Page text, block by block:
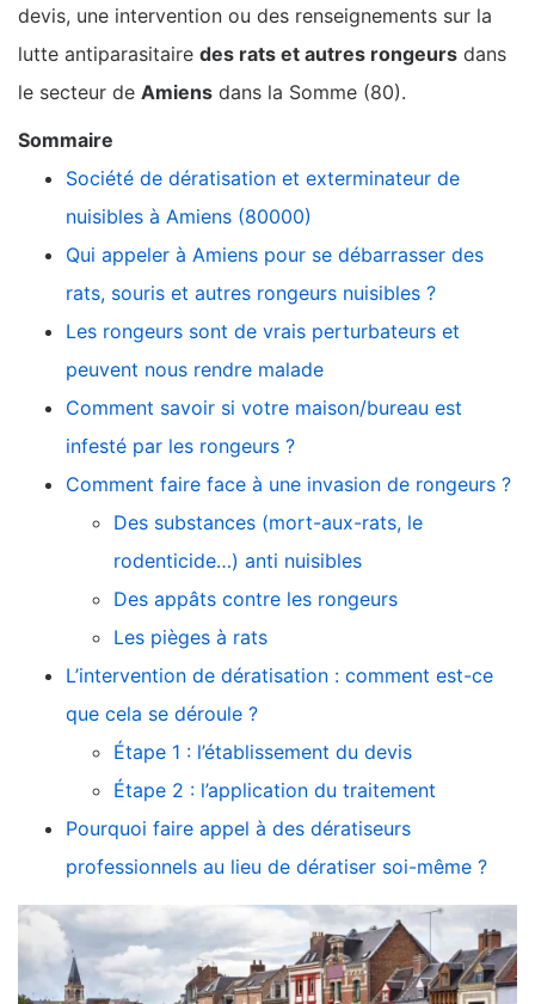
devis, une intervention ou des renseignements sur la
lutte antiparasitaire des rats et autres rongeurs dans
le secteur de Amiens dans la Somme (80).
Sommaire
Société de dératisation et exterminateur de
nuisibles à Amiens (80000)
Qui appeler à Amiens pour se débarrasser des
rats, souris et autres rongeurs nuisibles ?
Les rongeurs sont de vrais perturbateurs et
peuvent nous rendre malade
Comment savoir si votre maison/bureau est
infesté par les rongeurs ?
Comment faire face à une invasion de rongeurs ?
Des substances (mort-aux-rats, le
rodenticide…) anti nuisibles
Des appâts contre les rongeurs
Les pièges à rats
L’intervention de dératisation : comment est-ce
que cela se déroule ?
Étape 1 : l’établissement du devis
Étape 2 : l’application du traitement
Pourquoi faire appel à des dératiseurs
professionnels au lieu de dératiser soi-même ?